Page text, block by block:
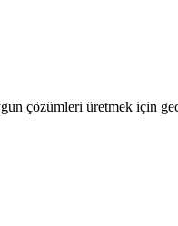
çözümleri üretmek için